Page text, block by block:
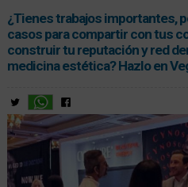
¿Tienes trabajos importantes,
casos para compartir con tus
construir tu reputación y red
medicina estética? Hazlo en